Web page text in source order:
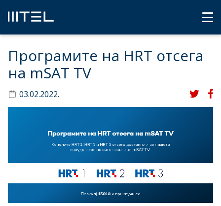
Програмите на HRT отсега
на mSAT TV
03.02.2022.